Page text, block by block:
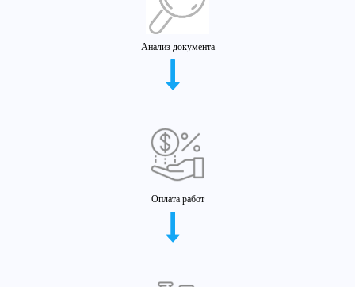
Анализ документа
Оплата работ